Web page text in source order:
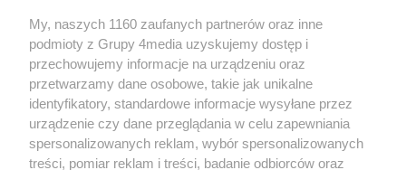
O nas Reklama Regulamin
Kontakt
Wydarzenia
Ogłoszenia Katalog firm
My, naszych 1160 zaufanych partnerów oraz inne
podmioty z Grupy 4media uzyskujemy dostęp i
przechowujemy informacje na urządzeniu oraz
przetwarzamy dane osobowe, takie jak unikalne
identyfikatory, standardowe informacje wysyłane przez
urządzenie czy dane przeglądania w celu zapewniania
spersonalizowanych reklam, wybór spersonalizowanych
treści, pomiar reklam i treści, badanie odbiorców oraz